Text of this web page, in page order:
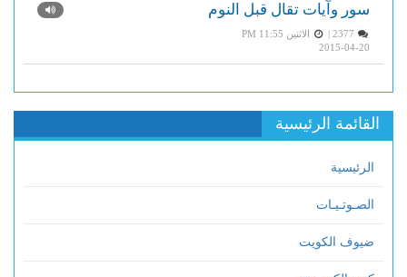
سور وآيات تقال قبل النوم
الاثنين PM 11:55
2015-04-20
القائمة الرئيسية
الرئيسية
الصـوتـيـات
ضيوف الكويت